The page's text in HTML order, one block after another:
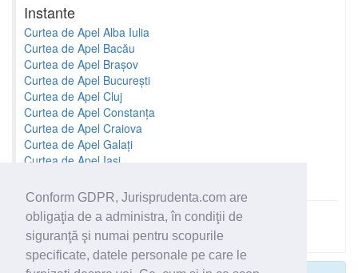
Conform GDPR, Jurisprudenta.com are
obligaţia de a administra, în condiţii de
siguranţă şi numai pentru scopurile
specificate, datele personale pe care le
Instante
Curtea de Apel Alba Iulia
Curtea de Apel Bacău
Curtea de Apel Brașov
Curtea de Apel București
Curtea de Apel Cluj
Curtea de Apel Constanța
Curtea de Apel Craiova
Curtea de Apel Galați
Curtea de Apel Iași
Toate instantele